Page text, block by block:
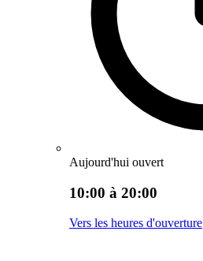
Aujourd'hui ouvert
10:00 à 20:00
Vers les heures d'ouverture